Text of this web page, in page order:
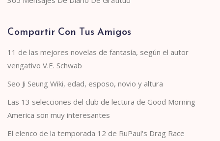
Compartir Con Tus Amigos
11 de las mejores novelas de fantasía, según el autor
vengativo V.E. Schwab
Seo Ji Seung Wiki, edad, esposo, novio y altura
Las 13 selecciones del club de lectura de Good Morning
America son muy interesantes
El elenco de la temporada 12 de RuPaul's Drag Race